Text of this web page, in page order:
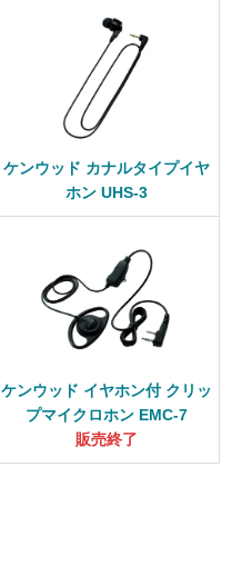
ケンウッド カナルタイプイヤ
ホン UHS-3
ケンウッド イヤホン付 クリッ
プマイクロホン EMC-7
販売終了